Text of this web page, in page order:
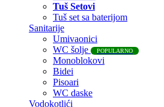
Tuš Setovi
Tuš set sa baterijom
Sanitarije
Umivaonici
WC šolje
POPULARNO
Monoblokovi
Bidei
Pisoari
WC daske
Vodokotlići